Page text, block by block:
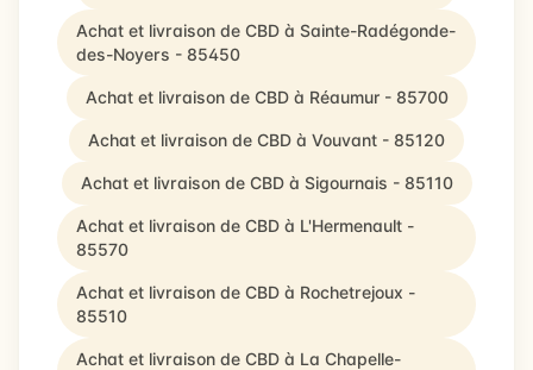
Achat et livraison de CBD à Sainte-Radégonde-
des-Noyers - 85450
Achat et livraison de CBD à Réaumur - 85700
Achat et livraison de CBD à Vouvant - 85120
Achat et livraison de CBD à Sigournais - 85110
Achat et livraison de CBD à L'Hermenault -
85570
Achat et livraison de CBD à Rochetrejoux -
85510
Achat et livraison de CBD à La Chapelle-